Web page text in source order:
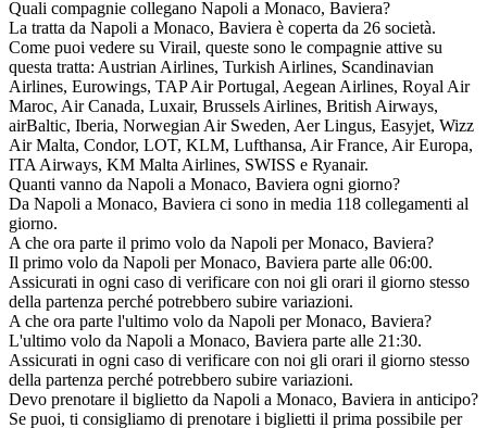
Quali compagnie collegano Napoli a Monaco, Baviera?
La tratta da Napoli a Monaco, Baviera è coperta da 26 società.
Come puoi vedere su Virail, queste sono le compagnie attive su
questa tratta: Austrian Airlines, Turkish Airlines, Scandinavian
Airlines, Eurowings, TAP Air Portugal, Aegean Airlines, Royal Air
Maroc, Air Canada, Luxair, Brussels Airlines, British Airways,
airBaltic, Iberia, Norwegian Air Sweden, Aer Lingus, Easyjet, Wizz
Air Malta, Condor, LOT, KLM, Lufthansa, Air France, Air Europa,
ITA Airways, KM Malta Airlines, SWISS e Ryanair.
Quanti vanno da Napoli a Monaco, Baviera ogni giorno?
Da Napoli a Monaco, Baviera ci sono in media 118 collegamenti al
giorno.
A che ora parte il primo volo da Napoli per Monaco, Baviera?
Il primo volo da Napoli per Monaco, Baviera parte alle 06:00.
Assicurati in ogni caso di verificare con noi gli orari il giorno stesso
della partenza perché potrebbero subire variazioni.
A che ora parte l'ultimo volo da Napoli per Monaco, Baviera?
L'ultimo volo da Napoli a Monaco, Baviera parte alle 21:30.
Assicurati in ogni caso di verificare con noi gli orari il giorno stesso
della partenza perché potrebbero subire variazioni.
Devo prenotare il biglietto da Napoli a Monaco, Baviera in anticipo?
Se puoi, ti consigliamo di prenotare i biglietti il prima possibile per